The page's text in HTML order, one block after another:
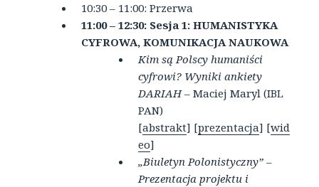
10:30 – 11:00: Przerwa
11:00 – 12:30: Sesja 1:HUMANISTYKA
CYFROWA, KOMUNIKACJA NAUKOWA
Kim są Polscy humaniści
cyfrowi? Wyniki ankiety
DARIAH– Maciej Maryl (IBL
PAN)
[abstrakt] [prezentacja] [wid
eo]
„Biuletyn Polonistyczny” –
Prezentacja projektu i